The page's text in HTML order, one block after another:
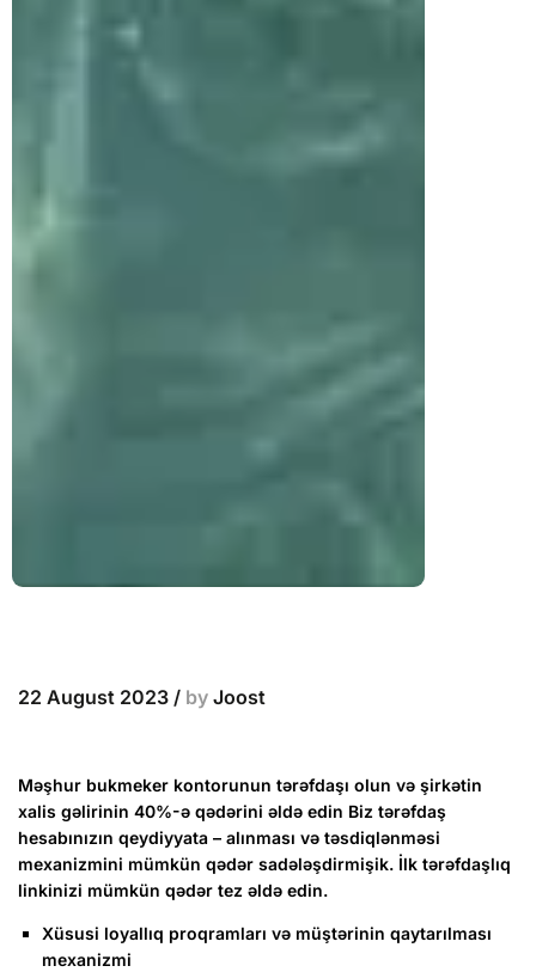
22 August 2023 / by Joost
Məşhur bukmeker kontorunun tərəfdaşı olun və şirkətin
xalis gəlirinin 40%-ə qədərini əldə edin Biz tərəfdaş
hesabınızın qeydiyyata – alınması və təsdiqlənməsi
mexanizmini mümkün qədər sadələşdirmişik. İlk tərəfdaşlıq
linkinizi mümkün qədər tez əldə edin.
Xüsusi loyallıq proqramları və müştərinin qaytarılması
mexanizmi